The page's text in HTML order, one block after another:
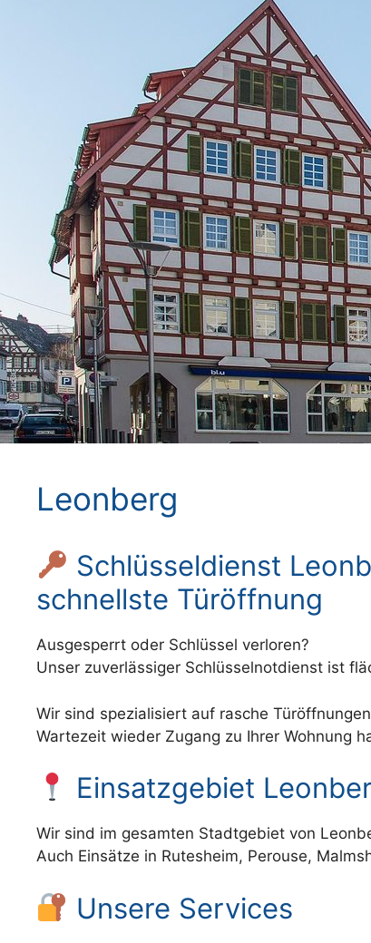
Leonberg
Schlüsseldienst
schnellste Türöffnung
Ausgesperrt oder Schlüssel verloren?
Unser zuverlässiger Schlüsselnotdienst ist
Wir sind spezialisiert auf rasche
Wartezeit wieder Zugang zu Ihrer Wohnung
Einsatzgebiet
Wir sind im gesamten Stadtgebiet von
Auch Einsätze in Rutesheim, Perouse,
Unsere Services